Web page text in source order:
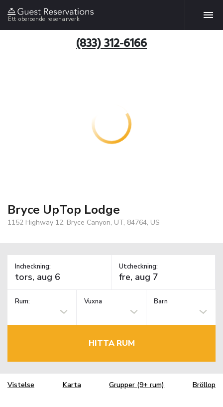
Ett oberoende resenärverk
(833) 312-6166
Bryce UpTop Lodge
1152 Highway 12, Bryce Canyon, UT, 84764, US
Incheckning: Utcheckning:
Rum: Vuxna Barn
HITTA RUM
Vistelse Karta Grupper (9+ rum) Bröllop